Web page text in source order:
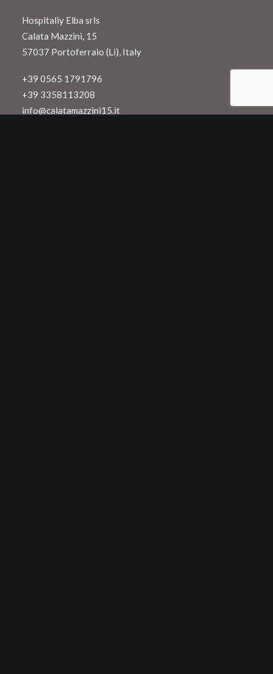
Hospitaliy Elba srls
Calata Mazzini, 15
57037 Portoferraio (Li), Italy
+39 0565 1791796
+39 3358113208
info@calatamazzini15.it